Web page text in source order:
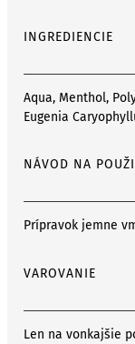
INGREDIENCIE
Aqua, Menthol,
Eugenia
NÁVOD NA
Prípravok jemne
VAROVANIE
Len na vonkajšie